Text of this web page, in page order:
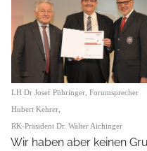
LH Dr Josef Pühringer, Forumsprecher
Hubert Kehrer,
RK-Präsident Dr. Walter Aichinger
Wir haben aber keinen